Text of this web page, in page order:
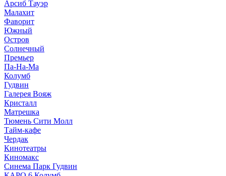
Арсиб Тауэр
Малахит
Фаворит
Южный
Остров
Солнечный
Премьер
Па-На-Ма
Колумб
Гудвин
Галерея Вояж
Кристалл
Матрешка
Тюмень Сити Молл
Тайм-кафе
Чердак
Кинотеатры
Киномакс
Синема Парк Гудвин